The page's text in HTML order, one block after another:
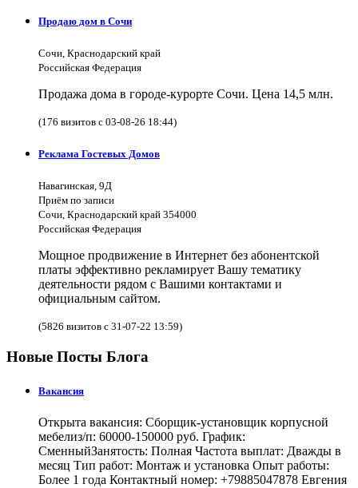
Продаю дом в Сочи
Сочи, Краснодарский край
Российская Федерация
Продажа дома в городе-курорте Сочи. Цена 14,5 млн.
(176 визитов с 03-08-26 18:44)
Реклама Гостевых Домов
Навагинская, 9Д
Приём по записи
Сочи, Краснодарский край 354000
Российская Федерация
Мощное продвижение в Интернет без абонентской
платы эффективно рекламирует Вашу тематику
деятельности рядом с Вашими контактами и
официальным сайтом.
(5826 визитов с 31-07-22 13:59)
Новые Посты Блога
Вакансия
Открыта вакансия: Сборщик-установщик корпусной
мебелиз/п: 60000-150000 руб. График:
СменныйЗанятость: Полная Частота выплат: Дважды в
месяц Тип работ: Монтаж и установка Опыт работы:
Более 1 года Контактный номер: +79885047878 Евгения